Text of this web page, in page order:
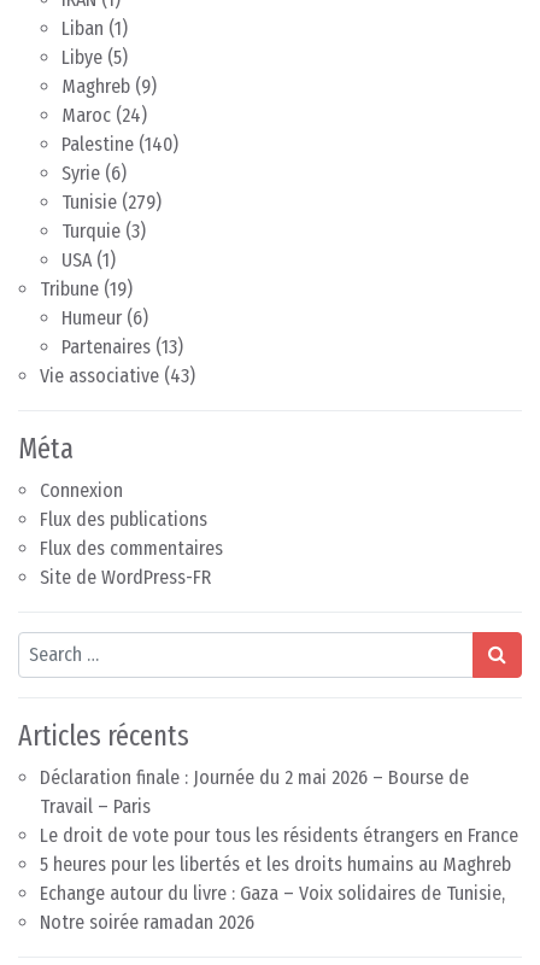
Liban (1)
Libye (5)
Maghreb (9)
Maroc (24)
Palestine (140)
Syrie (6)
Tunisie (279)
Turquie (3)
USA(1)
Tribune (19)
Humeur (6)
Partenaires (13)
Vie associative (43)
Méta
Connexion
Flux des publications
Flux des commentaires
Site de WordPress-FR
Search
Articles récents
Déclaration finale : Journée du 2 mai 2026 – Bourse de
Travail – Paris
Le droit de vote pour tous les résidents étrangers en France
5 heures pour les libertés et les droits humains au Maghreb
Echange autour du livre : Gaza – Voix solidaires de Tunisie,
Notre soirée ramadan 2026